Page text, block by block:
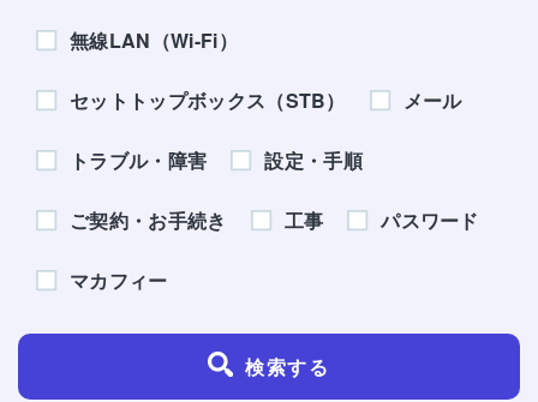
無線LAN（Wi-Fi）
セットトップボックス（STB） メール
トラブル・障害 設定・手順
ご契約・お手続き 工事 パスワード
マカフィー
検索する